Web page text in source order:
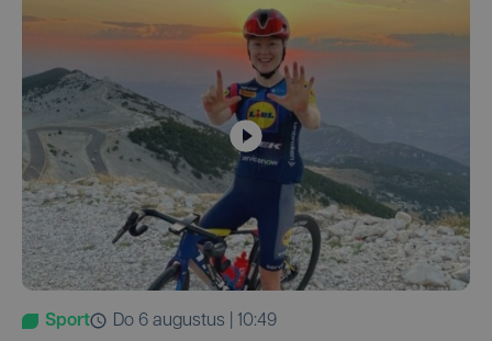
Sport
do 6 augustus | 10:49